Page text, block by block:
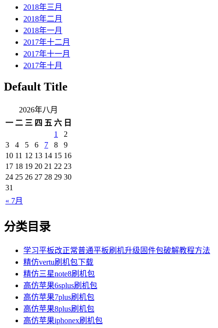
2018年三月
2018年二月
2018年一月
2017年十二月
2017年十一月
2017年十月
Default Title
2026年八月
一 二 三 四 五 六 日
« 7月
1
2
3
4 5 6 7 8
9
10 11 12 13 14 15 16
17 18 19 20 21 22 23
24 25 26 27 28 29 30
31
分类目录
学习平板改正常普通平板刷机升级固件包破解教程方法
精仿vertu刷机包下载
精仿三星note8刷机包
高仿苹果6splus刷机包
高仿苹果7plus刷机包
高仿苹果8plus刷机包
高仿苹果iphonex刷机包